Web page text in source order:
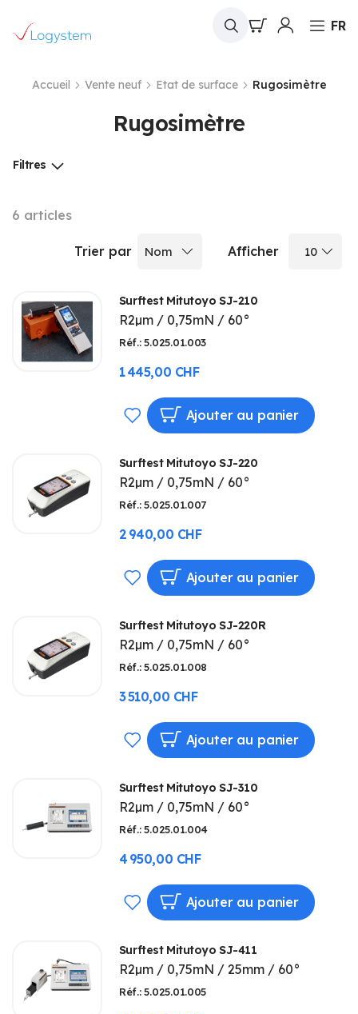
Mon panierFR
Accueil Vente neuf Etat de surface Rugosimètre
Rugosimètre
6 articles
Trier par Afficher
Surftest Mitutoyo SJ-210
R2µm / 0,75mN / 60°
Réf.: 5.025.01.003
1 445,00 CHF
AJOUTER
MA
LISTE
D’ENVIE
Ajouter au panier
Surftest Mitutoyo SJ-220
R2µm / 0,75mN / 60°
Réf.: 5.025.01.007
2 940,00 CHF
AJOUTER
MA
LISTE
D’ENVIE
Ajouter au panier
Surftest Mitutoyo SJ-220R
R2µm / 0,75mN / 60°
Réf.: 5.025.01.008
3 510,00 CHF
AJOUTER
MA
LISTE
D’ENVIE
Ajouter au panier
Surftest Mitutoyo SJ-310
R2µm / 0,75mN / 60°
Réf.: 5.025.01.004
4 950,00 CHF
AJOUTER
MA
LISTE
Ajouter au panier
Surftest Mitutoyo SJ-411
R2µm / 0,75mN / 25mm / 60°
Réf.: 5.025.01.005
Filtres